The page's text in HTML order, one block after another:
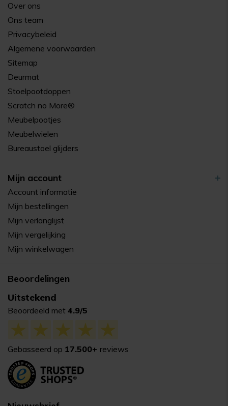
Over ons
Ons team
Privacybeleid
Algemene voorwaarden
Sitemap
Deurmat
Stoelpootdoppen
Scratch no More®
Meubelpootjes
Meubelwielen
Bureaustoel glijders
Mijn account
Account informatie
Mijn bestellingen
Mijn verlanglijst
Mijn vergelijking
Mijn winkelwagen
Beoordelingen
Uitstekend
Beoordeeld met 4.9/5
Gebasseerd op 17.500+ reviews